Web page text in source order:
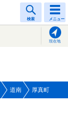
検索 メニュー
現在地
道南 厚真町